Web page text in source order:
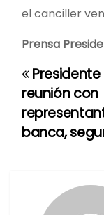
el canciller
Prensa
N
a
v
reunión con
banca,